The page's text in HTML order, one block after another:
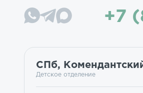
+7
СПб,
Детское отделение